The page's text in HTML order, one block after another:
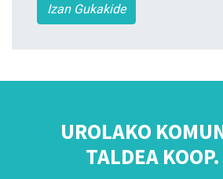
Izan Gukakide
UROLAKO
TALDEA